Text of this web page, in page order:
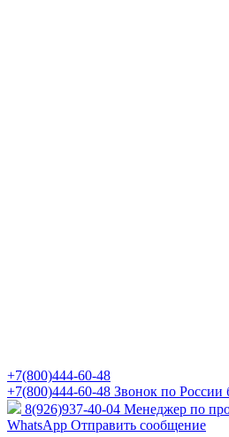
+7(800)444-60-48
+7(800)444-60-48 Звонок по России
8(926)937-40-04 Менеджер по
WhatsApp Отправить сообщение